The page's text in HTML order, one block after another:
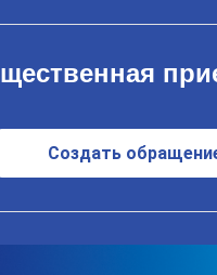
Создать